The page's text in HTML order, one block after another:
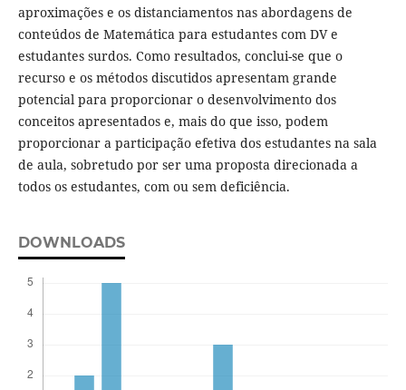
aproximações e os distanciamentos nas abordagens de
conteúdos de Matemática para estudantes com DV e
estudantes surdos. Como resultados, conclui-se que o
recurso e os métodos discutidos apresentam grande
potencial para proporcionar o desenvolvimento dos
conceitos apresentados e, mais do que isso, podem
proporcionar a participação efetiva dos estudantes na sala
de aula, sobretudo por ser uma proposta direcionada a
todos os estudantes, com ou sem deficiência.
DOWNLOADS